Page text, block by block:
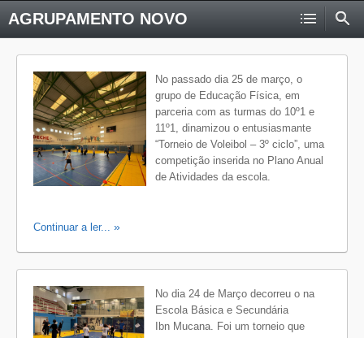
AGRUPAMENTO NOVO
No passado dia 25 de março, o
grupo de Educação Física, em
parceria com as turmas do 10º1 e
11º1, dinamizou o entusiasmante
“Torneio de Voleibol – 3º ciclo”, uma
competição inserida no Plano Anual
de Atividades da escola.
Continuar a ler...
No dia 24 de Março decorreu o na
Escola Básica e Secundária
Ibn Mucana. Foi um torneio que